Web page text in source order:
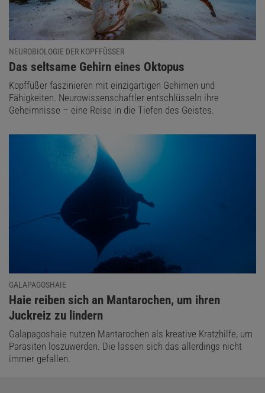
NEUROBIOLOGIE DER KOPFFÜSSER
:
Das seltsame Gehirn eines Oktopus
Kopffüßer faszinieren mit einzigartigen Gehirnen und
Fähigkeiten. Neurowissenschaftler entschlüsseln ihre
Geheimnisse – eine Reise in die Tiefen des Geistes.
GALAPAGOSHAIE
:
Haie reiben sich an Mantarochen, um ihren
Juckreiz zu lindern
Galapagoshaie nutzen Mantarochen als kreative Kratzhilfe, um
Parasiten loszuwerden. Die lassen sich das allerdings nicht
immer gefallen.